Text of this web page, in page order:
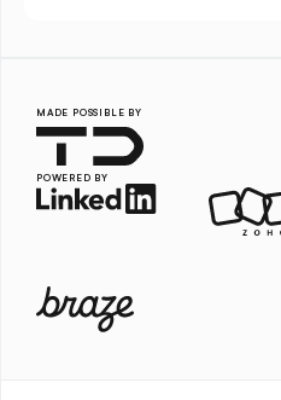
MADE POSSIBLE BY
POWERED BY